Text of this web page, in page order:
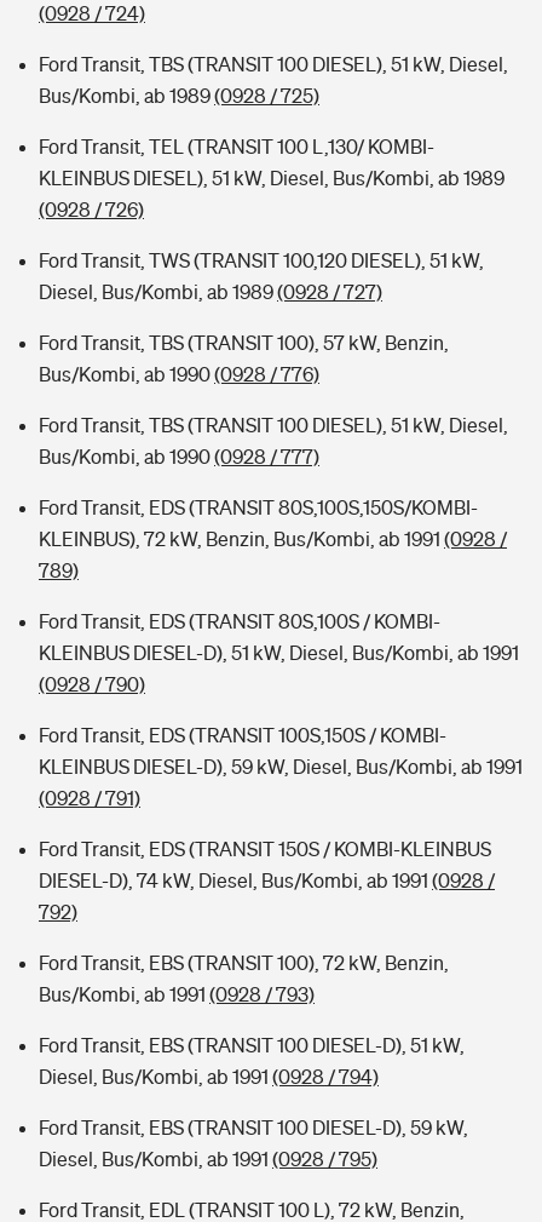
(0928 / 724)
Ford Transit, TBS (TRANSIT 100 DIESEL), 51 kW, Diesel,
Bus/Kombi, ab 1989(0928 / 725)
Ford Transit, TEL (TRANSIT 100 L,130/ KOMBI-
KLEINBUS DIESEL), 51 kW, Diesel, Bus/Kombi, ab 1989
(0928 / 726)
Ford Transit, TWS (TRANSIT 100,120 DIESEL), 51 kW,
Diesel, Bus/Kombi, ab 1989(0928 / 727)
Ford Transit, TBS (TRANSIT 100), 57 kW, Benzin,
Bus/Kombi, ab 1990(0928 / 776)
Ford Transit, TBS (TRANSIT 100 DIESEL), 51 kW, Diesel,
Bus/Kombi, ab 1990(0928 / 777)
Ford Transit, EDS (TRANSIT 80S,100S,150S/KOMBI-
KLEINBUS), 72 kW, Benzin, Bus/Kombi, ab 1991 (0928 /
789)
Ford Transit, EDS (TRANSIT 80S,100S / KOMBI-
KLEINBUS DIESEL-D), 51 kW, Diesel, Bus/Kombi, ab 1991
(0928 / 790)
Ford Transit, EDS (TRANSIT 100S,150S / KOMBI-
KLEINBUS DIESEL-D), 59 kW, Diesel, Bus/Kombi, ab 1991
(0928 / 791)
Ford Transit, EDS (TRANSIT 150S / KOMBI-KLEINBUS
DIESEL-D), 74 kW, Diesel, Bus/Kombi, ab 1991 (0928 /
792)
Ford Transit, EBS (TRANSIT 100), 72 kW, Benzin,
Bus/Kombi, ab 1991 (0928 / 793)
Ford Transit, EBS (TRANSIT 100 DIESEL-D), 51 kW,
Diesel, Bus/Kombi, ab 1991 (0928 / 794)
Ford Transit, EBS (TRANSIT 100 DIESEL-D), 59 kW,
Diesel, Bus/Kombi, ab 1991 (0928 / 795)
Ford Transit, EDL (TRANSIT 100 L), 72 kW, Benzin,